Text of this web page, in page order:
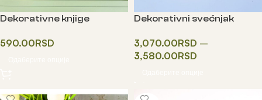
Dekorativne knjige
590.00RSD
Dekorativni svećnjak
3,070.00RSD –
3,580.00RSD